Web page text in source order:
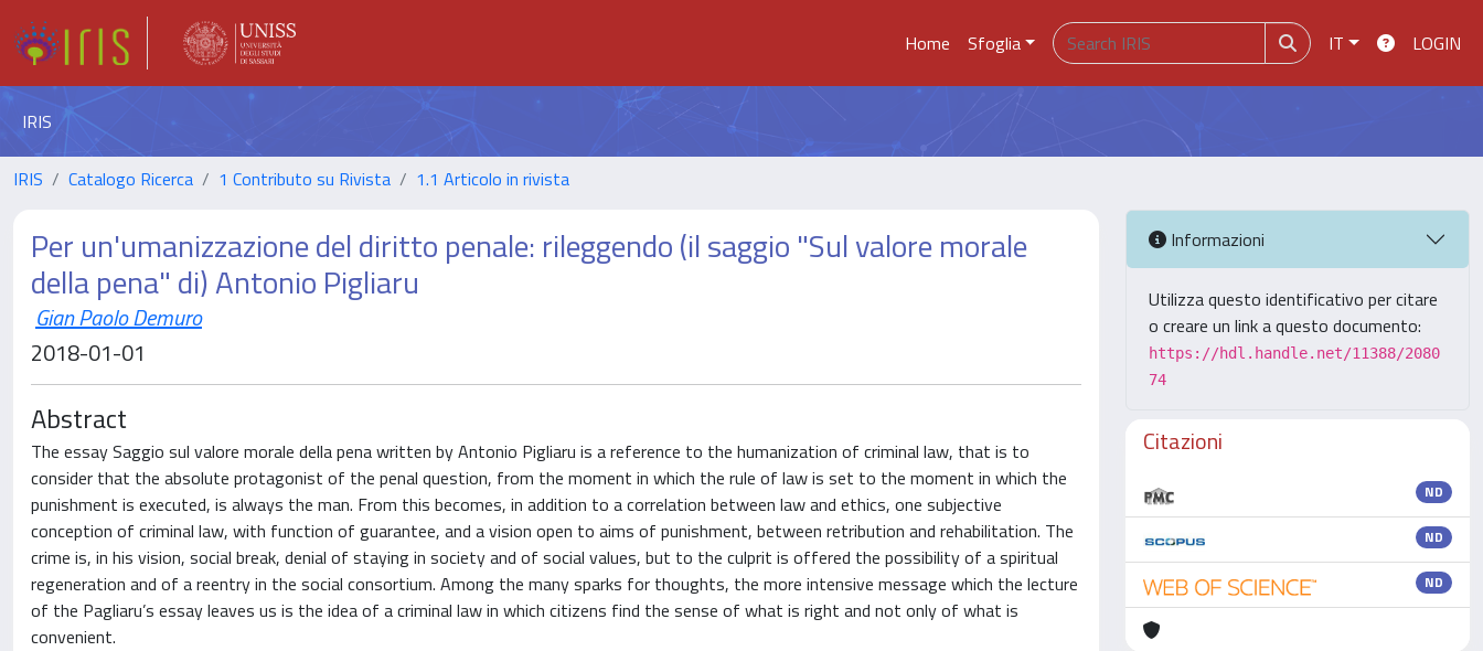
Home Sfoglia IT LOGIN
IRIS
IRIS Catalogo Ricerca 1 Contributo su Rivista 1.1 Articolo in rivista
Per un'umanizzazione del diritto penale: rileggendo (il saggio "Sul valore morale
della pena" di) Antonio Pigliaru
Gian Paolo Demuro
2018-01-01
Abstract
The essay Saggio sul valore morale della pena written by Antonio Pigliaru is a reference to the humanization of criminal law, that is to
consider that the absolute protagonist of the penal question, from the moment in which the rule of law is set to the moment in which the
punishment is executed, is always the man. From this becomes, in addition to a correlation between law and ethics, one subjective
conception of criminal law, with function of guarantee, and a vision open to aims of punishment, between retribution and rehabilitation. The
crime is, in his vision, social break, denial of staying in society and of social values, but to the culprit is offered the possibility of a spiritual
regeneration and of a reentry in the social consortium. Among the many sparks for thoughts, the more intensive message which the lecture
of the Pagliaru’s essay leaves us is the idea of a criminal law in which citizens find the sense of what is right and not only of what is
convenient.
Informazioni
Utilizza questo identificativo per citare
o creare un link a questo documento:
https://hdl.handle.net/11388/2080
74
Citazioni
ND
ND
ND